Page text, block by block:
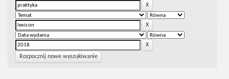
Rozpocznij nowe wyszukiwanie